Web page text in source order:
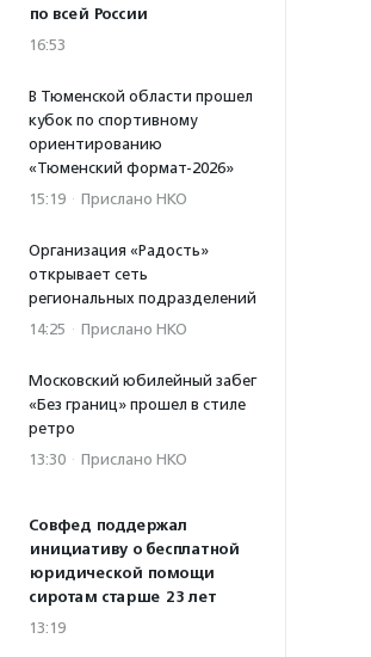
по всей России
16:53
В Тюменской области прошел
кубок по спортивному
ориентированию
«Тюменский формат-2026»
15:19 · Прислано НКО
Организация «Радость»
открывает сеть
региональных подразделений
14:25 · Прислано НКО
Московский юбилейный забег
«Без границ» прошел в стиле
ретро
13:30 · Прислано НКО
Совфед поддержал
инициативу о бесплатной
юридической помощи
сиротам старше 23 лет
13:19